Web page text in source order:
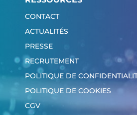
CONTACT
ACTUALITÉS
PRESSE
RECRUTEMENT
POLITIQUE DE
POLITIQUE DE COOKIES
CGV